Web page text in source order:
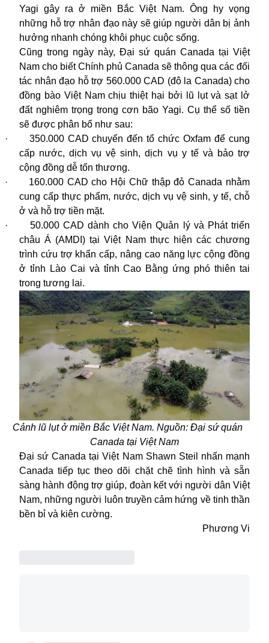
Yagi gây ra ở miền Bắc Việt Nam. Ông hy vọng
những hỗ trợ nhân đạo này sẽ giúp người dân bị ảnh
hưởng nhanh chóng khôi phục cuộc sống.
Cũng trong ngày này, Đại sứ quán Canada tại Việt
Nam cho biết Chính phủ Canada sẽ thông qua các đối
tác nhân đạo hỗ trợ 560.000 CAD (đô la Canada) cho
đồng bào Việt Nam chịu thiệt hại bởi lũ lụt và sạt lở
đất nghiêm trọng trong cơn bão Yagi. Cụ thể số tiền
sẽ được phân bổ như sau:
·
350.000 CAD chuyển đến tổ chức Oxfam để cung
cấp nước, dịch vụ vệ sinh, dịch vụ y tế và bảo trợ
cộng đồng dễ tổn thương.
·
160.000 CAD cho Hội Chữ thập đỏ Canada nhằm
cung cấp thực phẩm, nước, dịch vụ vệ sinh, y tế, chỗ
ở và hỗ trợ tiền mặt.
·
50.000 CAD dành cho Viện Quản lý và Phát triển
châu Á (AMDI) tại Việt Nam thực hiện các chương
trình cứu trợ khẩn cấp, nâng cao năng lực cộng đồng
ở tỉnh Lào Cai và tỉnh Cao Bằng ứng phó thiên tai
trong tương lai.
Cảnh lũ lụt ở miền Bắc Việt Nam. Nguồn: Đại sứ quán
Canada tại Việt Nam
Đại sứ Canada tại Việt Nam Shawn Steil nhấn mạnh
Canada tiếp tục theo dõi chặt chẽ tình hình và sẵn
sàng hành động trợ giúp, đoàn kết với người dân Việt
Nam, những người luôn truyền cảm hứng về tinh thần
bền bỉ và kiên cường.
Phương Vi